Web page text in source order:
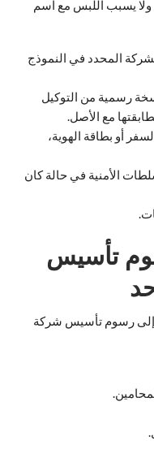
ولا يسبب اللبس مع اسم
المحدد في النموذج
رسمية من التوكيل
مع الأصل.
أو بطاقة الهوية،
الأمنية في حالة كان
تأسيس
إلى رسوم تأسيس شركة